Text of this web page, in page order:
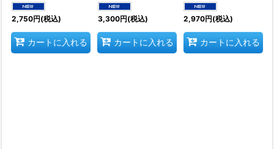
2,750円(税込)
カートに入れる
3,300円(税込)
カートに入れる
2,970円(税込)
カートに入れる